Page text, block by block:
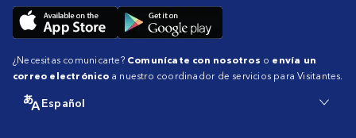
¿Necesitas comunicarte? Comunícate con nosotros o envía un
correo electrónicoa nuestro coordinador de servicios para Visitantes.
Español